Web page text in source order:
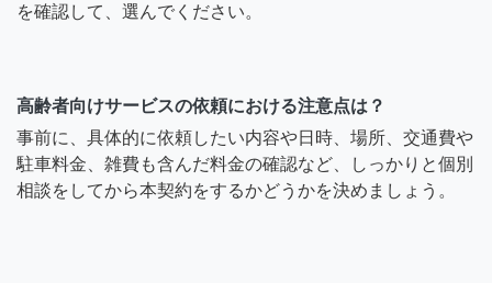
を確認して、選んでください。
高齢者向けサービスの依頼における注意点は？
事前に、具体的に依頼したい内容や日時、場所、交通費や
駐車料金、雑費も含んだ料金の確認など、しっかりと個別
相談をしてから本契約をするかどうかを決めましょう。